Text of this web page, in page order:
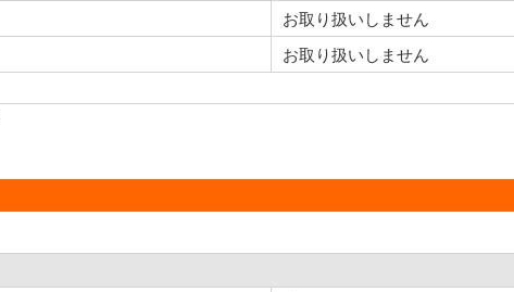
お取り扱いしません
お取り扱いしません